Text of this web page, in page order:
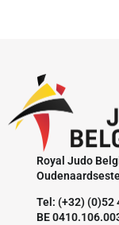
Royal Judo
Tel: (+32) (0)52
BE